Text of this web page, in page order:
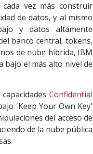
cada vez más construir
de datos, y al mismo
y datos altamente
banco central, tokens,
de nube híbrida, IBM
bajo el más alto nivel de
Confidential
'Keep Your Own Key'
del acceso de
de la nube pública